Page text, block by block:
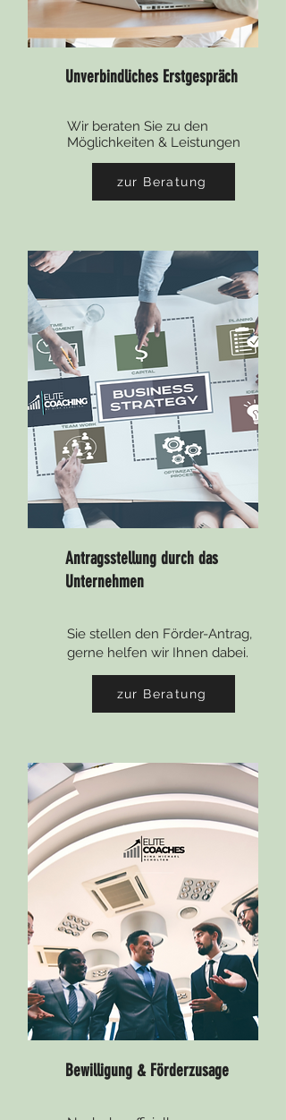
Unverbindliches Erstgespräch
Wir beraten Sie zu den
Möglichkeiten & Leistungen
zur Beratung
Antragsstellung durch das
Unternehmen
Sie stellen den Förder-Antrag,
gerne helfen wir Ihnen dabei.
zur Beratung
Bewilligung & Förderzusage